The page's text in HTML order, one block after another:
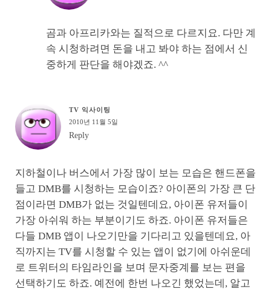
곰과 아프리카와는 질적으로 다르지요. 다만 계
속 시청하려면 돈을 내고 봐야 하는 점에서 신
중하게 판단을 해야겠죠. ^^
TV 익사이팅
2010년 11월 5일
Reply
지하철이나 버스에서 가장 많이 보는 모습은 핸드폰을
들고 DMB를 시청하는 모습이죠? 아이폰의 가장 큰 단
점이라면 DMB가 없는 것일텐데요, 아이폰 유저들이
가장 아쉬워 하는 부분이기도 하죠. 아이폰 유저들은
다들 DMB 앱이 나오기만을 기다리고 있을텐데요, 아
직까지는 TV를 시청할 수 있는 앱이 없기에 아쉬운데
로 트위터의 타임라인을 보며 문자중계를 보는 편을
선택하기도 하죠. 예전에 한번 나오긴 했었는데, 알고